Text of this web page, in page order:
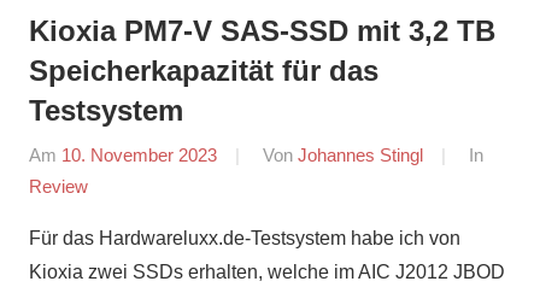
Kioxia PM7-V SAS-SSD mit 3,2 TB
Speicherkapazität für das
Testsystem
Am 10. November 2023 Von Johannes Stingl
In
Review
Für das Hardwareluxx.de-Testsystem habe ich von
Kioxia zwei SSDs erhalten, welche im AIC J2012 JBOD